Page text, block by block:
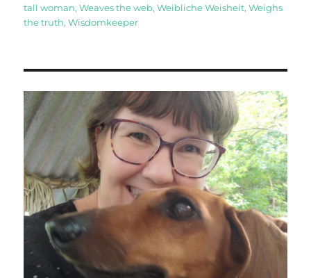
tall woman,Weaves the web,Weibliche Weisheit,Weighs
the truth,Wisdomkeeper